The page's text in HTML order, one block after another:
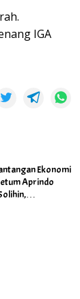
IGA
Ekonomi
Aprindo